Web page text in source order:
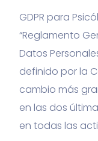
GDPR para
“Reglamento
Datos
definido por la
cambio más
en las dos
en todas las